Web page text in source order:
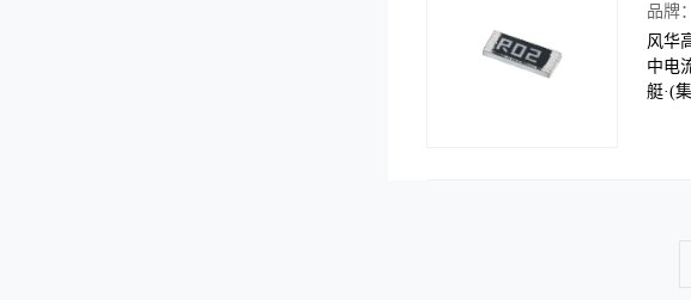
品牌：
风华
中电
艇·(